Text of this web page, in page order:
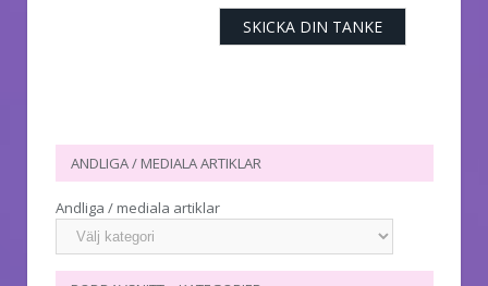
ANDLIGA / MEDIALA ARTIKLAR
Andliga / mediala artiklar